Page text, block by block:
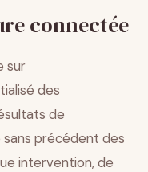
connectée
sur
des
de
précédent des
intervention, de